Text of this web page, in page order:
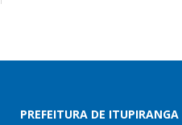
PREFEITURA DE ITUPIRANGA